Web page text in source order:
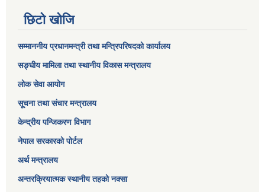
छिटो खोजि
सम्माननीय प्रधानमन्त्री तथा मन्त्रिपरिषद‌को कार्यालय
सङ्घीय मामिला तथा स्थानीय विकास मन्त्रालय
लोक सेवा आयोग
सूचना तथा संचार मन्त्रालय
केन्द्रीय पन्जिकरण विभाग
नेपाल सरकारको पोर्टल
अर्थ मन्त्रालय
अन्तरक्रियात्मक स्थानीय तहको नक्सा